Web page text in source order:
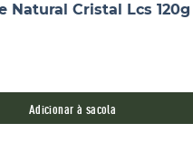
Natural Cristal Lcs 120g
Adicionar à sacola